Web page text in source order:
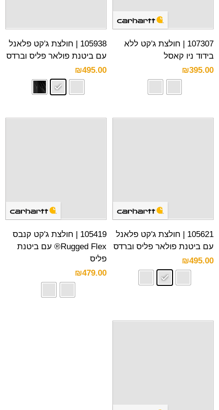
107307 | חולצת ג'קט ללא
בידוד ניו קאסל
₪395.00
105938 | חולצת ג'קט פלאנל
עם ביטנת פולאר פליס וברדס
₪495.00
105621 | חולצת ג'קט פלאנל
עם ביטנת פולאר פליס וברדס
₪495.00
105419 | חולצת ג'קט קנבס
Rugged Flex® עם ביטנת
פליס
₪479.00